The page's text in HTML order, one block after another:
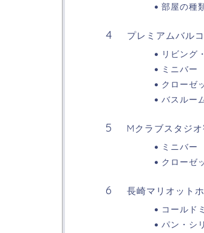
部屋の種
プレミアムバル
リビング
ミニバー
クローゼ
バスルー
Mクラブスタジ
ミニバー
クローゼ
長崎マリオット
コールド
パン・シ